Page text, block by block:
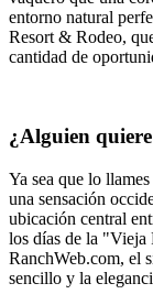
entorno natural
Resort & Rodeo,
cantidad de
¿Alguien
Ya sea que lo
una sensación
ubicación central
los días de la "Vieja
RanchWeb.com, el
sencillo y la